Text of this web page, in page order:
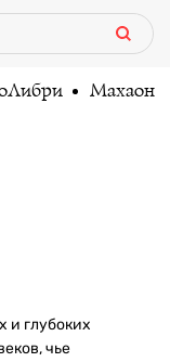
Махаон
и глубоких
чье